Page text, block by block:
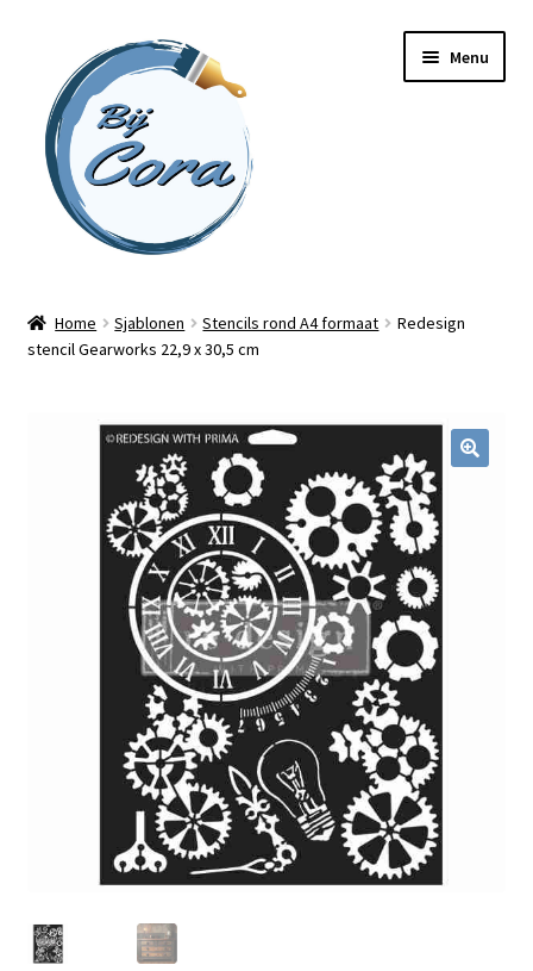
naar
navigatie
inhoud
Menu
Workshops
Blog / DIY / Tutorials
Home Sjablonen Stencils rond A4 formaat
Redesign
stencil Gearworks 22,9 x 30,5 cm